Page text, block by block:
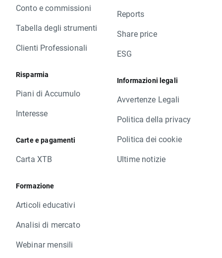
Conto e commissioni
Tabella degli strumenti
Clienti Professionali
Risparmia
Piani di Accumulo
Interesse
Carte e pagamenti
Carta XTB
Formazione
Articoli educativi
Analisi di mercato
Webinar mensili
Reports
Share price
ESG
Informazioni legali
Avvertenze Legali
Politica della privacy
Politica dei cookie
Ultime notizie